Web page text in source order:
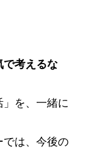
考えるな
を、一緒に
は、今後の